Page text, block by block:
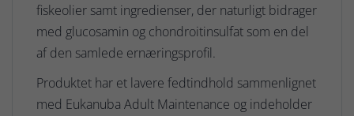
fiskeolier samt ingredienser, der naturligt bidrager
med glucosamin og chondroitinsulfat som en del
af den samlede ernæringsprofil.
Produktet har et lavere fedtindhold sammenlignet
med Eukanuba Adult Maintenance og indeholder